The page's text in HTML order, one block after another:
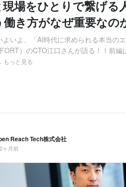
場をひとりで繋げる
働き方がなぜ重要なの
よいよ、「AI時代に求められる本当の
ORT）のCTO江口さんが語る！！前
もっと見る
Reach Tech株式会社
ヶ月前